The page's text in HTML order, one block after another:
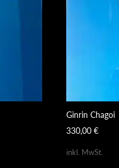
Ginrin Chagoi
330,00 €
inkl. MwSt.